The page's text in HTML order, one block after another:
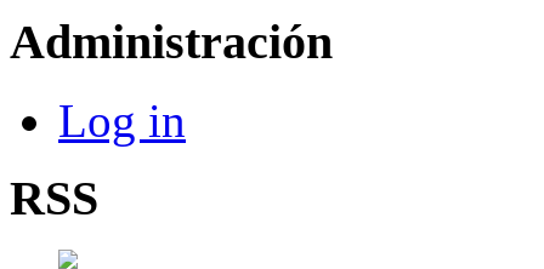
Administración
Log in
RSS